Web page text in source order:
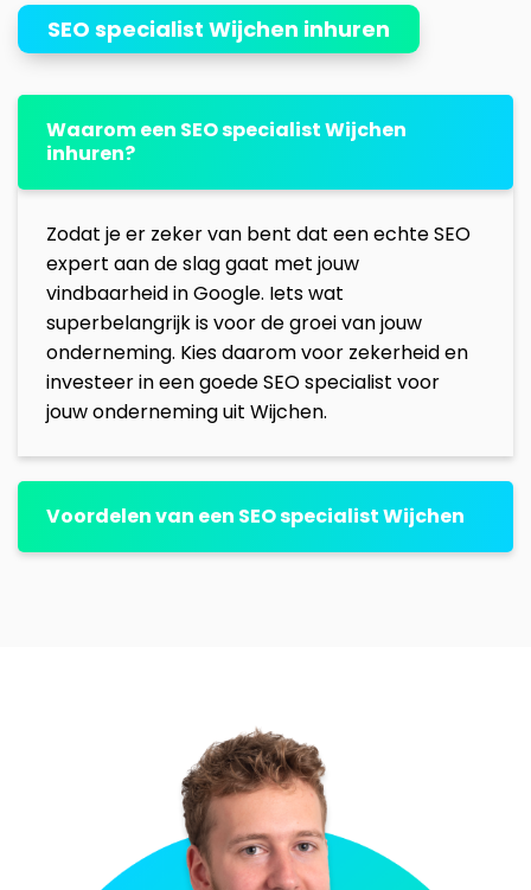
SEO specialist Wijchen inhuren
Waarom een SEO specialist Wijchen
inhuren?
Zodat je er zeker van bent dat een echte SEO
expert aan de slag gaat met jouw
vindbaarheid in Google. Iets wat
superbelangrijk is voor de groei van jouw
onderneming. Kies daarom voor zekerheid en
investeer in een goede SEO specialist voor
jouw onderneming uit Wijchen.
Voordelen van een SEO specialist Wijchen